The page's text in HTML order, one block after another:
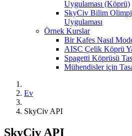
Uygulaması (Köprü)
SkyCiv Bilim
Uygulaması
Örnek Kurslar
Bir Kafes Nasıl
AISC Çelik Köprü
Spagetti Köprüsü
Mühendisler için
Ev
SkyCiv API
SkyCiv API